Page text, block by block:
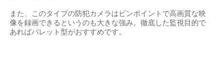
また、このタイプの防犯カメラはピンポイントで高画質な映
像を録画できるというのも大きな強み。徹底した監視目的で
あればバレット型がおすすめです。